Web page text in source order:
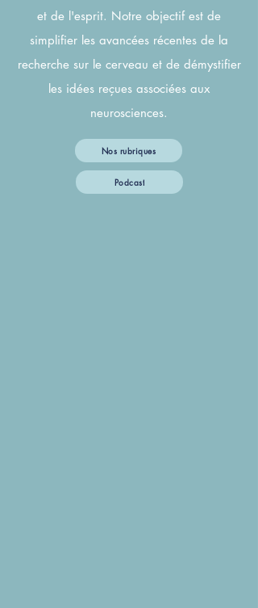
et de l'esprit. Notre objectif est de
simplifier les avancées récentes de la
recherche sur le cerveau et de démystifier
les idées reçues associées aux
neurosciences.
Nos rubriques
Podcast